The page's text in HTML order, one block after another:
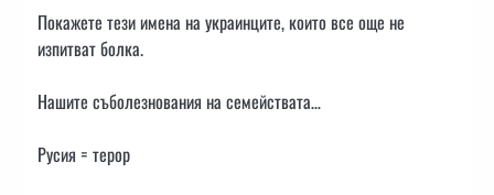
Покажете тези имена на украинците, които все още не
изпитват болка.
Нашите съболезнования на семействата…
Русия = терор